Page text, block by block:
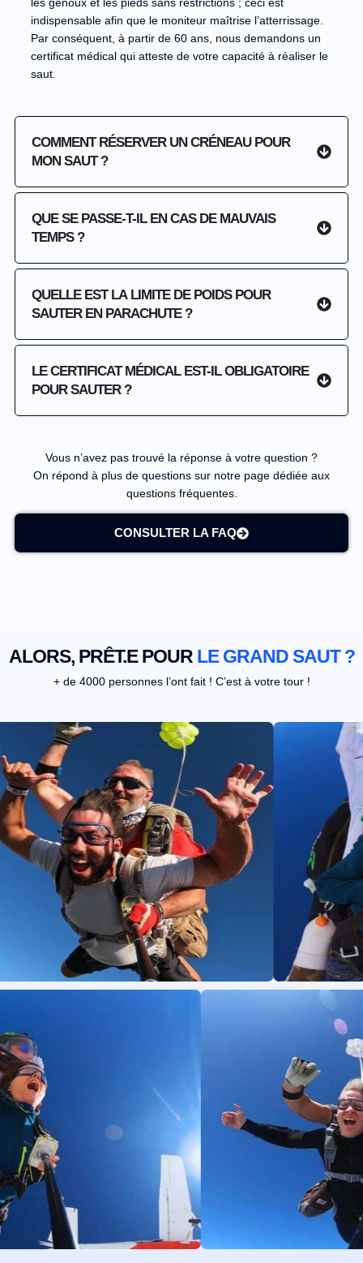
les genoux et les pieds sans restrictions ; ceci est
indispensable afin que le moniteur maîtrise l’atterrissage.
Par conséquent, à partir de 60 ans, nous demandons un
certificat médical qui atteste de votre capacité à réaliser le
saut.
COMMENT RÉSERVER UN CRÉNEAU POUR
MON SAUT ?
QUE SE PASSE-T-IL EN CAS DE MAUVAIS
TEMPS ?
QUELLE EST LA LIMITE DE POIDS POUR
SAUTER EN PARACHUTE ?
LE CERTIFICAT MÉDICAL EST-IL OBLIGATOIRE
POUR SAUTER ?
Vous n’avez pas trouvé la réponse à votre question ?
On répond à plus de questions sur notre page dédiée aux
questions fréquentes.
CONSULTER LA FAQ
ALORS, PRÊT.E POUR LE GRAND SAUT ?
+ de 4000 personnes l’ont fait ! C’est à votre tour !